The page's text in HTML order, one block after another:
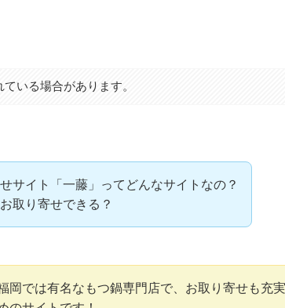
いる場合があります。
サイト「一藤」ってどんなサイトなの？
取り寄せできる？
岡では有名なもつ鍋専門店で、お取り寄せも充